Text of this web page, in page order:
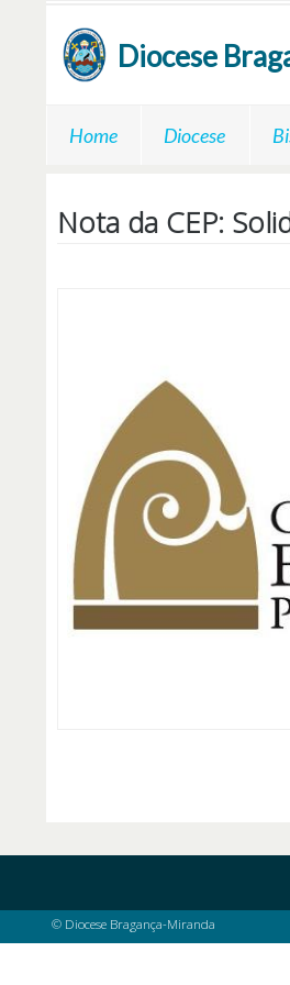
Diocese
Home Diocese
Nota da CEP:
© Diocese Bragança-Miranda